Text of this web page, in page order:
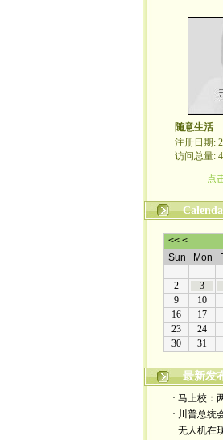
随意生活
注册日期:
访问总量:
点
最新发
· 马上校：
· 川普总统
· 无人机在